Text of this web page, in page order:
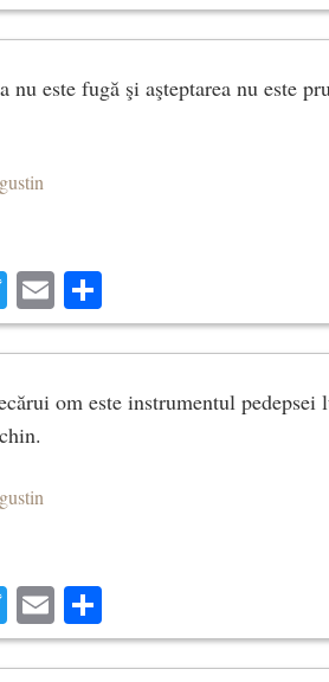
nu este fugă şi aşteptarea nu este
Twitter
Email
om este instrumentul
Twitter
Email